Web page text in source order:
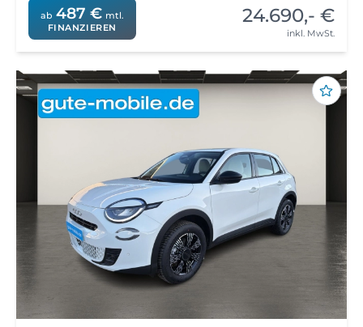
ab 487 € mtl.
FINANZIEREN
24.690,- €
inkl. MwSt.